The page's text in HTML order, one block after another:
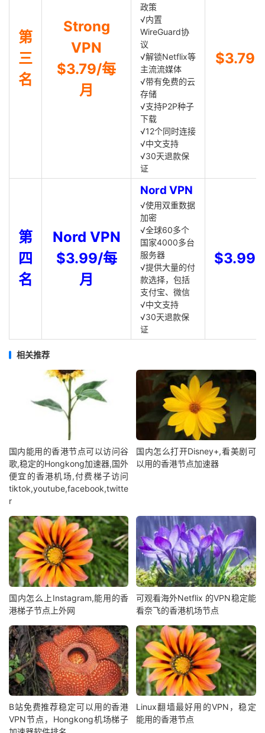
第
三
名
Strong
VPN
$3.79/每
月
政策
√内置
WireGuard协
议
√解锁Netflix等
主流流媒体
√带有免费的云
存储
√支持P2P种子
下载
√12个同时连接
√中文支持
√30天退款保
证
$3.79
第
四
名
Nord VPN
$3.99/每
月
Nord VPN
√使用双重数据
加密
√全球60多个
国家4000多台
服务器
√提供大量的付
款选择，包括
支付宝、微信
√中文支持
√30天退款保
证
$3.99
相关推荐
国内能用的香港节点可以访问谷
歌,稳定的Hongkong加速器,国外
便宜的香港机场,付费梯子访问
tiktok,youtube,facebook,twitte
r
国内怎么打开Disney+,看美剧可
以用的香港节点加速器
国内怎么上Instagram,能用的香
港梯子节点上外网
可观看海外Netflix 的VPN稳定能
看奈飞的香港机场节点
B站免费推荐稳定可以用的香港
VPN节点，Hongkong机场梯子
Linux翻墙最好用的VPN，稳定
能用的香港节点